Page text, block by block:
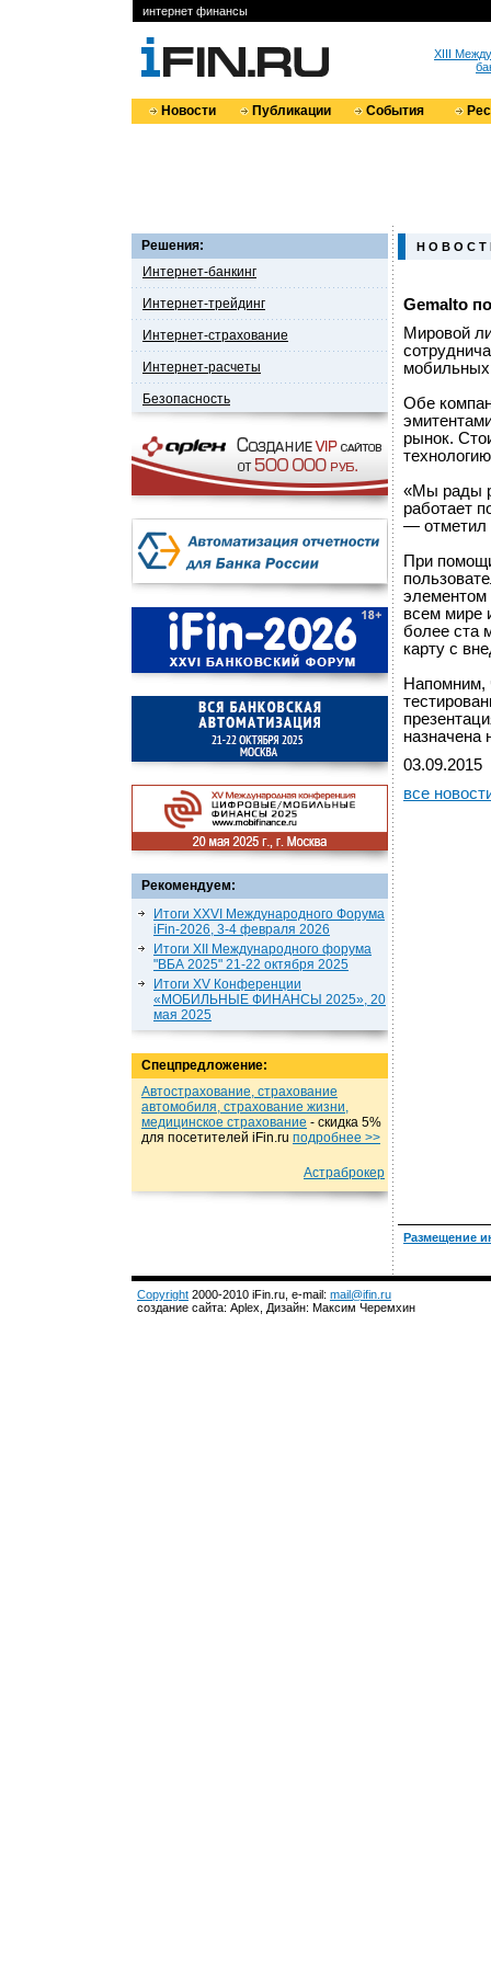
интернет финансы
XIII
Новости Публикации События
Решения:
Интернет-банкинг
Интернет-трейдинг
Интернет-страхование
Интернет-расчеты
Безопасность
Рекомендуем:
Итоги XXVI Международного Форума
iFin-2026, 3-4 февраля 2026
Итоги XII Международного форума
"ВБА 2025" 21-22 октября 2025
Итоги XV Конференции
«МОБИЛЬНЫЕ ФИНАНСЫ 2025», 20
мая 2025
Спецпредложение:
Автострахование, страхование
автомобиля, страхование жизни,
медицинское страхование - cкидка 5%
для посетителей iFin.ru подробнеe >>
Астраброкер
Н О В О С Т
Gemalto
Мировой
мобильных
Обе
рынок.
«Мы рады
работает
— отметил
При
элементом
всем мире
более ста
карту с
Напомним,
назначена
03.09.2015
все
Размещение
Copyright 2000-2010 iFin.ru, e-mail: mail@ifin.ru
создание сайта: Aplex, Дизайн: Максим Черемхин